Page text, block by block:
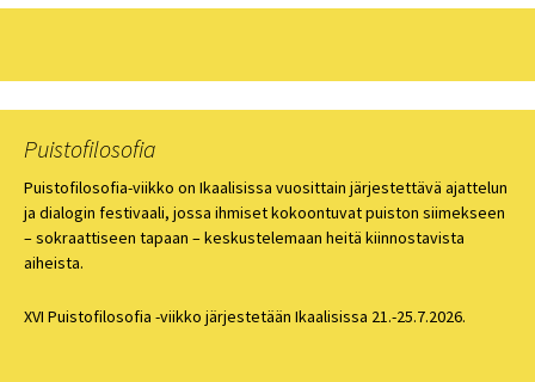
Puistofilosofia
Puistofilosofia-viikko on Ikaalisissa vuosittain järjestettävä ajattelun
ja dialogin festivaali, jossa ihmiset kokoontuvat puiston siimekseen
– sokraattiseen tapaan – keskustelemaan heitä kiinnostavista
aiheista.
XVI Puistofilosofia -viikko järjestetään Ikaalisissa 21.-25.7.2026.